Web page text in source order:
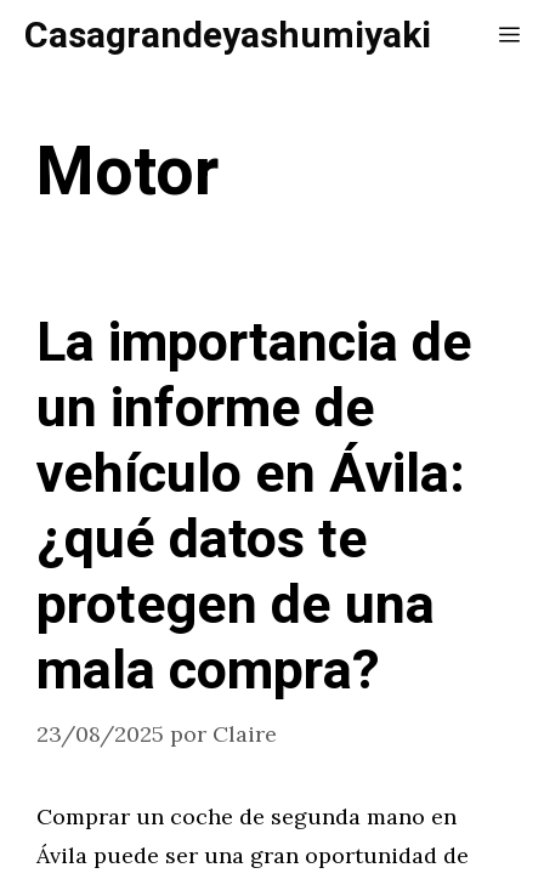
SaltarCasagrandeyashumiyaki
Motor
La importancia de
un informe de
vehículo en Ávila:
¿qué datos te
protegen de una
mala compra?
23/08/2025 por Claire
Comprar un coche de segunda mano en
Ávila puede ser una gran oportunidad de